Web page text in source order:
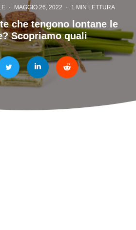
· MAGGIO 26, 2022 · 1 MIN LETTURA
che tengono lontane le
Scopriamo quali